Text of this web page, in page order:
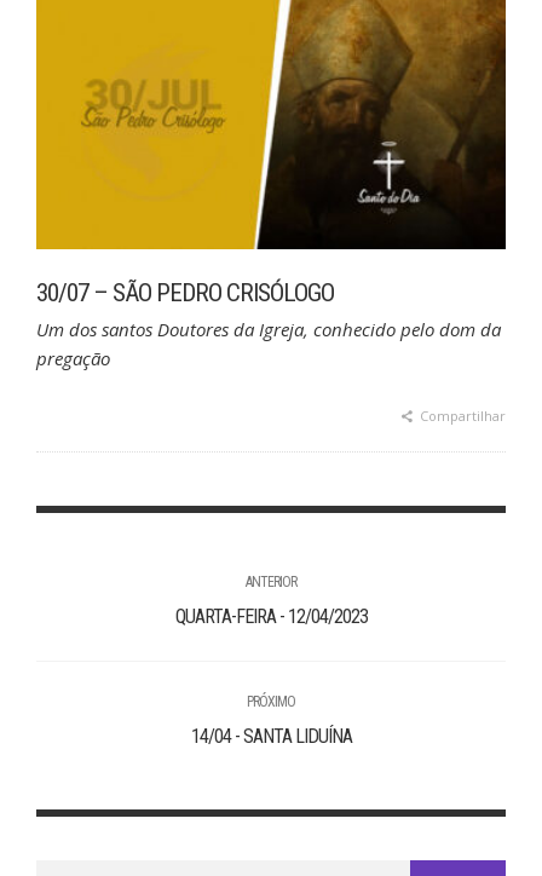
30/07 – SÃO PEDRO CRISÓLOGO
Um dos santos Doutores da Igreja, conhecido pelo dom da
pregação
Compartilhar
ANTERIOR
QUARTA-FEIRA - 12/04/2023
PRÓXIMO
14/04 - SANTA LIDUÍNA